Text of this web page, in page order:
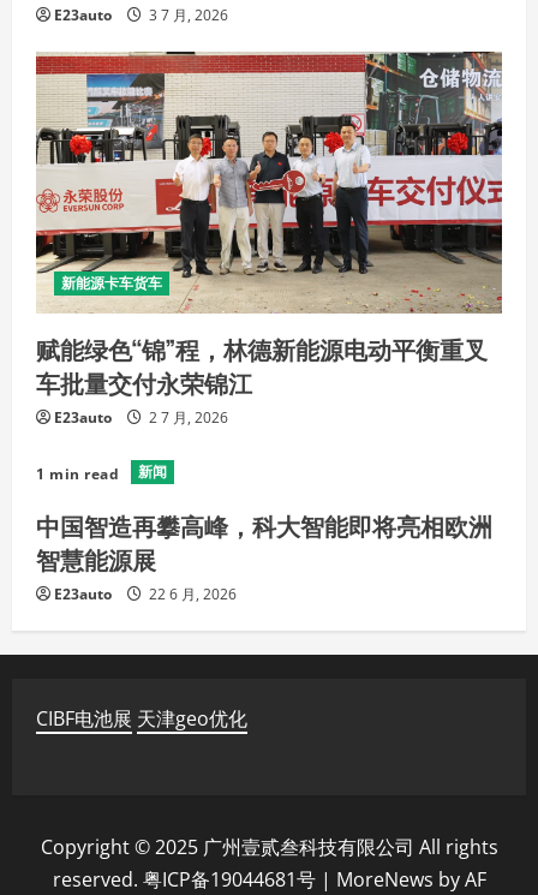
E23auto 3 7 月, 2026
新能源卡车货车
赋能绿色“锦”程，林德新能源电动平衡重叉
车批量交付永荣锦江
E23auto 2 7 月, 2026
1 min read 新闻
中国智造再攀高峰，科大智能即将亮相欧洲
智慧能源展
E23auto 22 6 月, 2026
CIBF电池展 天津geo优化
Copyright © 2025 广州壹贰叁科技有限公司 All rights
reserved. 粤ICP备19044681号 | MoreNews by AF